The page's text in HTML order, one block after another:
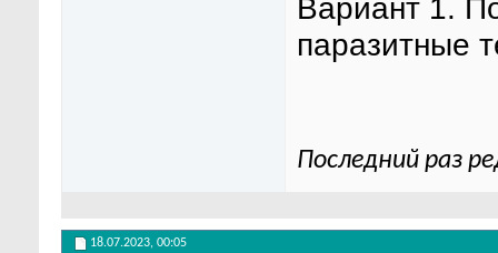
Вариант 1.
паразитные
Последний раз
18.07.2023, 00:05